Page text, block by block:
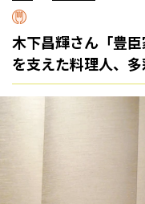
木下昌輝さん「豊
を支えた料理人、